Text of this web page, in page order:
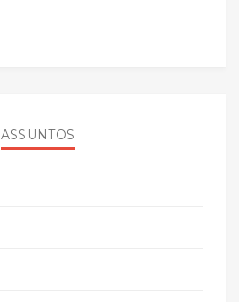
ASSUNTOS